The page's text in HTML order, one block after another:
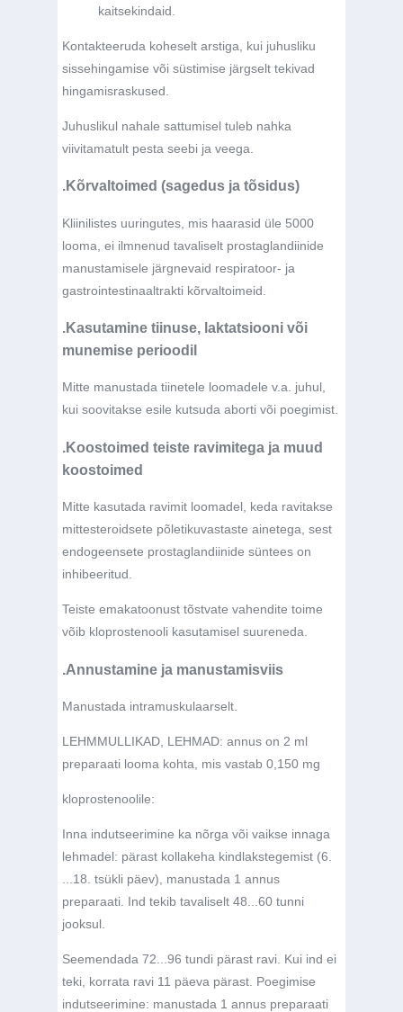
kaitsekindaid.
Kontakteeruda koheselt arstiga, kui juhusliku
sissehingamise või süstimise järgselt tekivad
hingamisraskused.
Juhuslikul nahale sattumisel tuleb nahka
viivitamatult pesta seebi ja veega.
.Kõrvaltoimed (sagedus ja tõsidus)
Kliinilistes uuringutes, mis haarasid üle 5000
looma, ei ilmnenud tavaliselt prostaglandiinide
manustamisele järgnevaid respiratoor- ja
gastrointestinaaltrakti kõrvaltoimeid.
.Kasutamine tiinuse, laktatsiooni või
munemise perioodil
Mitte manustada tiinetele loomadele v.a. juhul,
kui soovitakse esile kutsuda aborti või poegimist.
.Koostoimed teiste ravimitega ja muud
koostoimed
Mitte kasutada ravimit loomadel, keda ravitakse
mittesteroidsete põletikuvastaste ainetega, sest
endogeensete prostaglandiinide süntees on
inhibeeritud.
Teiste emakatoonust tõstvate vahendite toime
võib kloprostenooli kasutamisel suureneda.
.Annustamine ja manustamisviis
Manustada intramuskulaarselt.
LEHMMULLIKAD, LEHMAD: annus on 2 ml
preparaati looma kohta, mis vastab 0,150 mg
kloprostenoolile:
Inna indutseerimine ka nõrga või vaikse innaga
lehmadel: pärast kollakeha kindlakstegemist (6.
...18. tsükli päev), manustada 1 annus
preparaati. Ind tekib tavaliselt 48...60 tunni
jooksul.
Seemendada 72...96 tundi pärast ravi. Kui ind ei
teki, korrata ravi 11 päeva pärast. Poegimise
indutseerimine: manustada 1 annus preparaati